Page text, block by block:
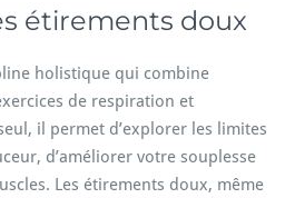
étirements doux
holistique qui combine
de respiration et
il permet d’explorer les limites
d’améliorer votre souplesse
Les étirements doux, même